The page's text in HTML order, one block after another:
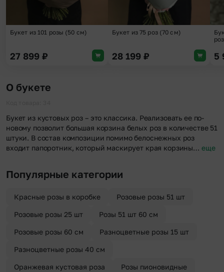
Букет из 101 розы (50 см)
27 899 ₽
Букет из 75 роз (70 см)
28 199 ₽ 5
О букете
Букет из кустовых роз – это классика. Реализовать ее по-
новому позволит большая корзина белых роз в количестве 51
штуки. В состав композиции помимо белоснежных роз
входит папоротник, который маскирует края корзины… еще
Популярные категории
Красные розы в коробке Розовые розы 51 шт
Розовые розы 25 шт Розы 51 шт 60 см
Розовые розы 60 см Разноцветные розы 15 шт
Разноцветные розы 40 см
Оранжевая кустовая роза Розы пионовидные